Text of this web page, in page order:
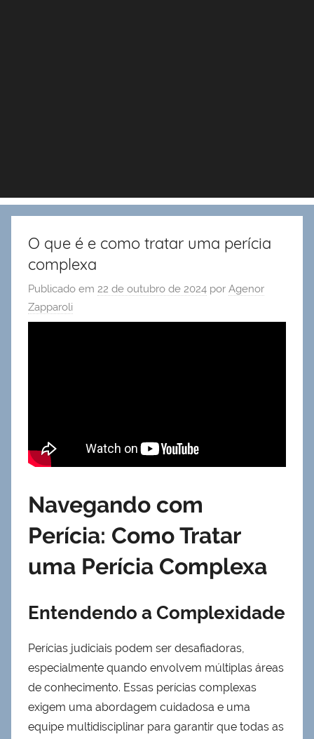
O que é e como tratar uma perícia
complexa
Publicado em 22 de outubro de 2024 por Agenor
Zapparoli
Navegando com
Perícia: Como Tratar
uma Perícia Complexa
Entendendo a Complexidade
Perícias judiciais podem ser desafiadoras,
especialmente quando envolvem múltiplas áreas
de conhecimento. Essas perícias complexas
exigem uma abordagem cuidadosa e uma
equipe multidisciplinar para garantir que todas as